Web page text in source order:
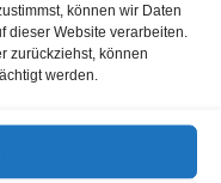
können wir Daten
dieser Website verarbeiten.
zurückziehst, können
werden.
zur